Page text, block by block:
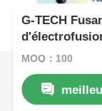
G-TECH
gaz, l'eau, la
MOQ：100